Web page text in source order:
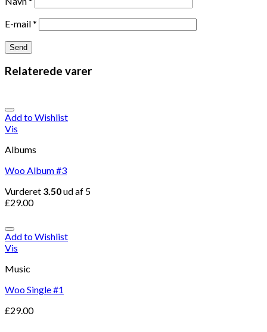
E-mail*
Relaterede varer
Add to Wishlist
Vis
Albums
Woo Album #3
Vurderet 3.50ud af 5
£29.00
Add to Wishlist
Vis
Music
Woo Single #1
£29.00